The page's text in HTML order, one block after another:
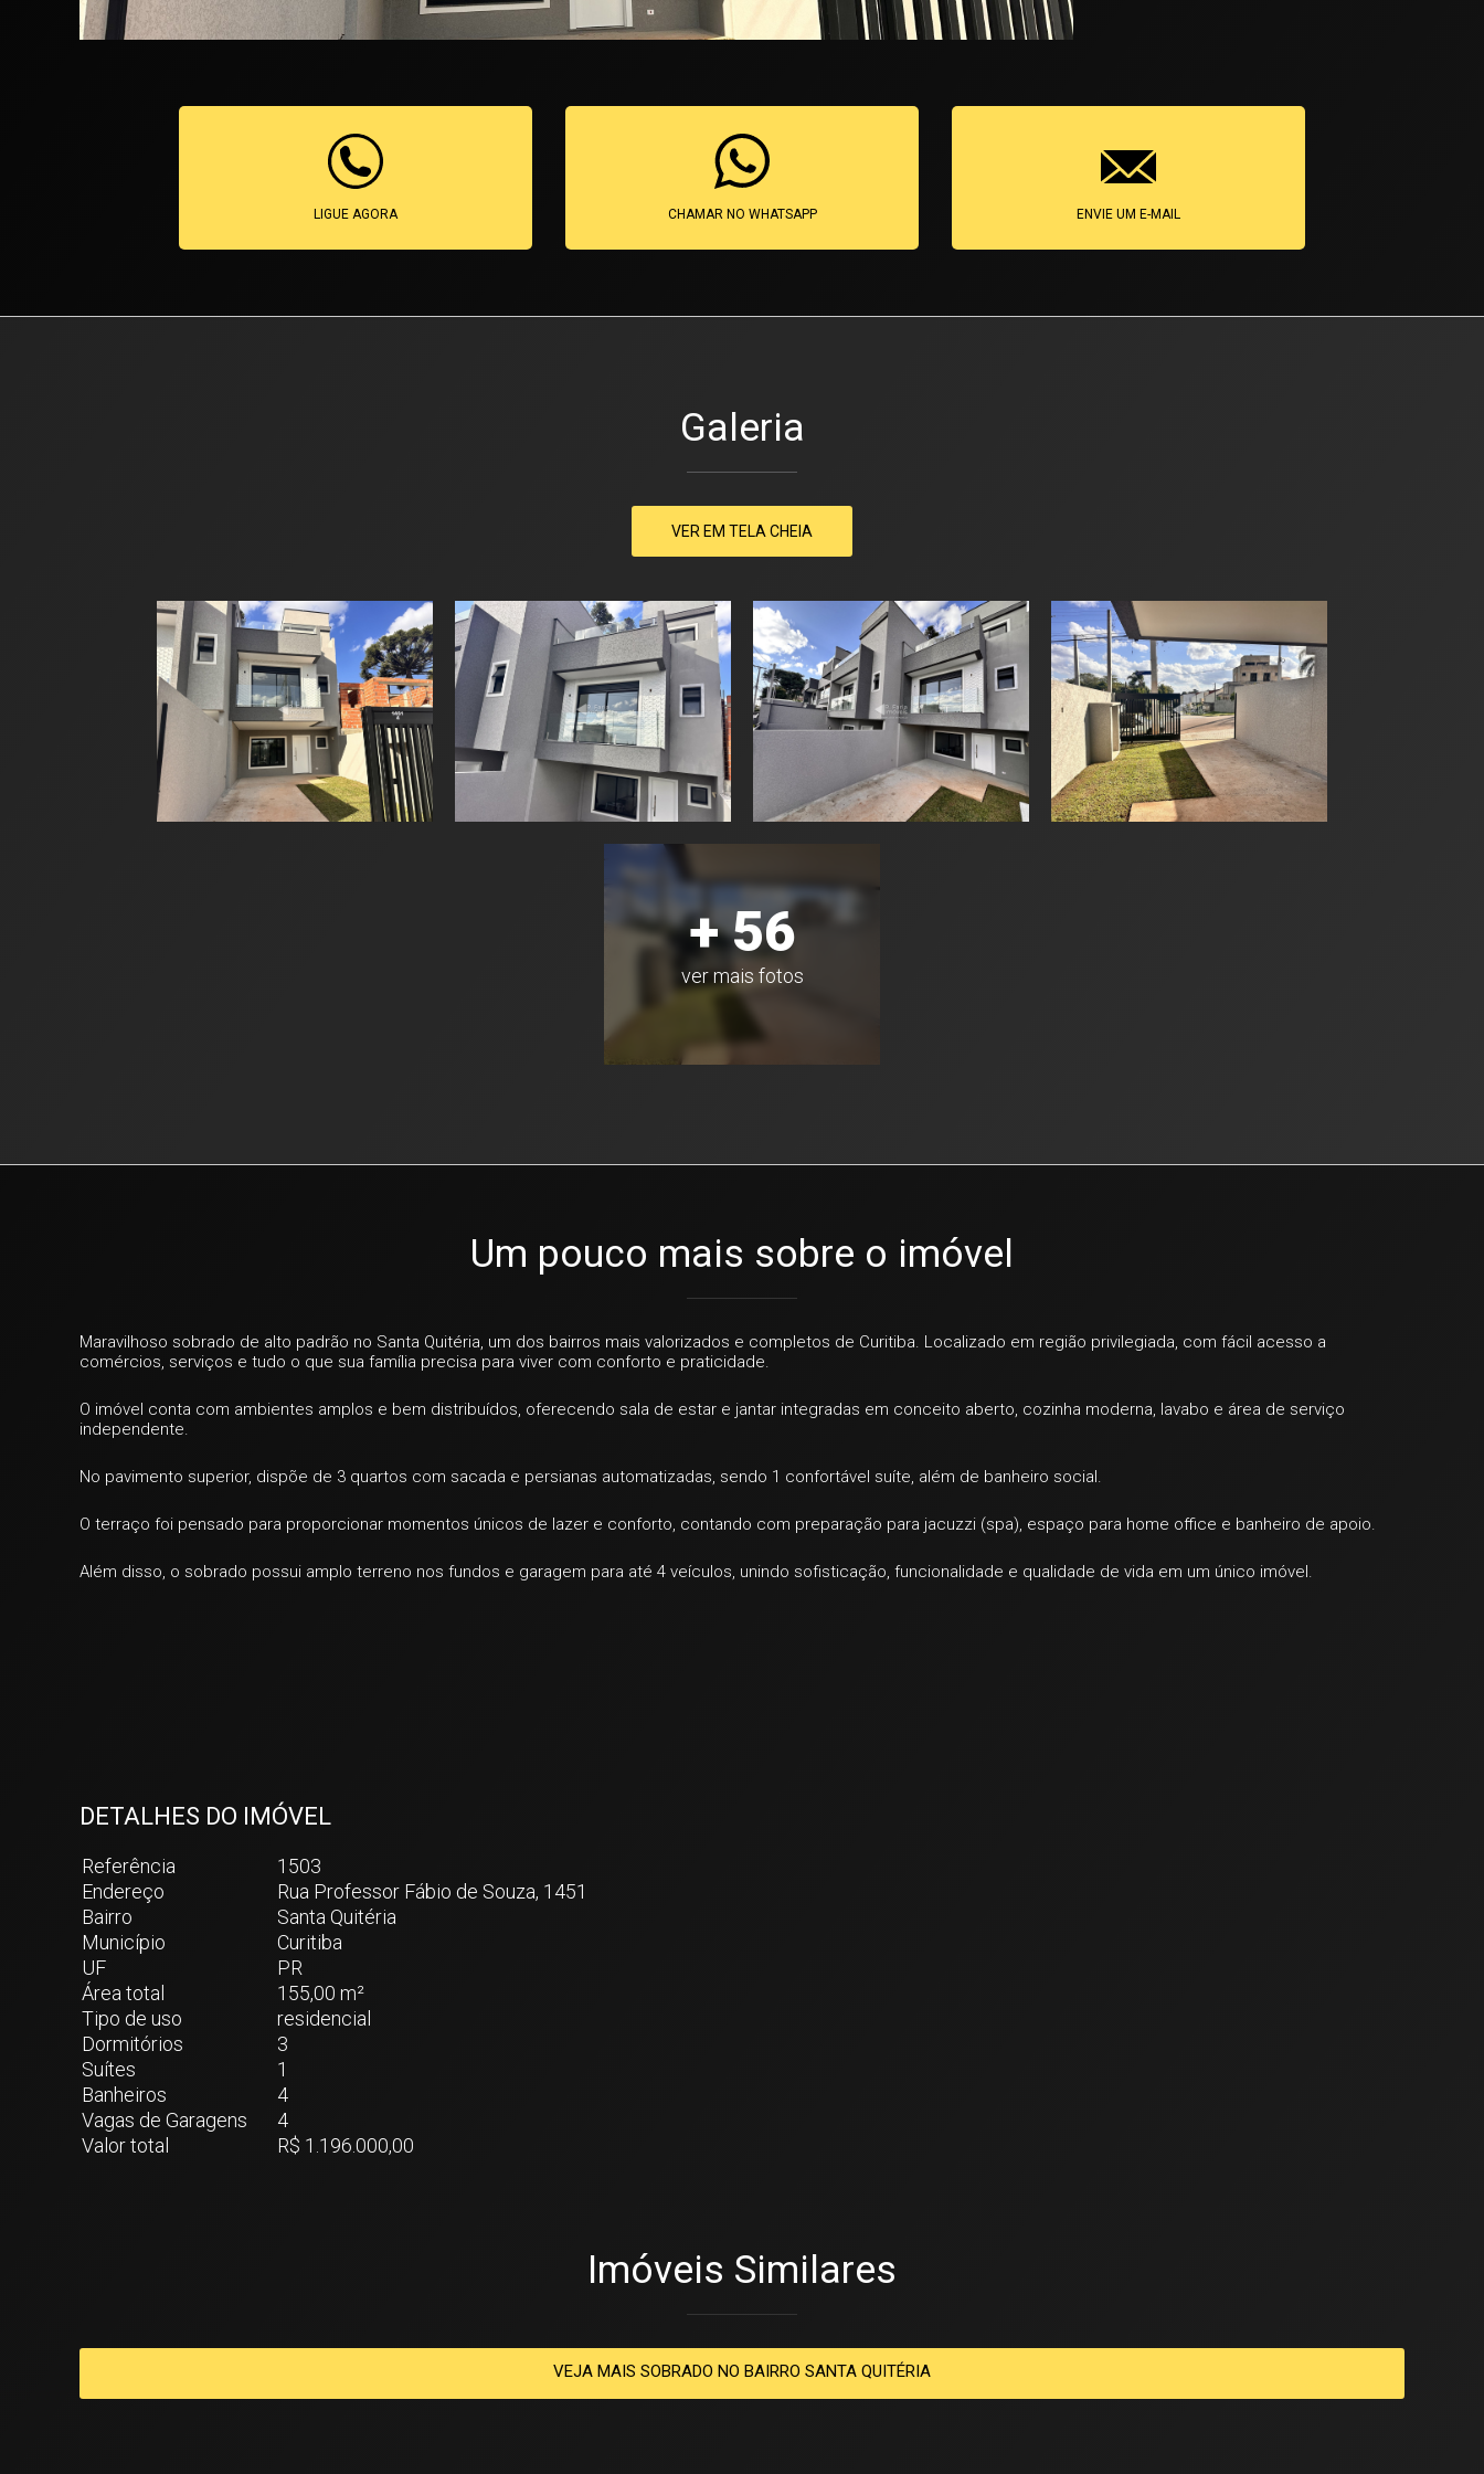
LIGUE AGORA CHAMAR NO WHATSAPP ENVIE UM E-MAIL
Galeria
VER EM TELA CHEIA
+ 56
ver mais fotos
Um pouco mais sobre o imóvel
Maravilhoso sobrado de alto padrão no Santa Quitéria, um dos bairros mais valorizados e completos de Curitiba. Localizado em região privilegiada, com fácil acesso a
comércios, serviços e tudo o que sua família precisa para viver com conforto e praticidade.
O imóvel conta com ambientes amplos e bem distribuídos, oferecendo sala de estar e jantar integradas em conceito aberto, cozinha moderna, lavabo e área de serviço
independente.
No pavimento superior, dispõe de 3 quartos com sacada e persianas automatizadas, sendo 1 confortável suíte, além de banheiro social.
O terraço foi pensado para proporcionar momentos únicos de lazer e conforto, contando com preparação para jacuzzi (spa), espaço para home office e banheiro de apoio.
Além disso, o sobrado possui amplo terreno nos fundos e garagem para até 4 veículos, unindo sofisticação, funcionalidade e qualidade de vida em um único imóvel.
DETALHES DO IMÓVEL
Referência
1503
Endereço
Rua Professor Fábio de Souza, 1451
Bairro
Santa Quitéria
Município
Curitiba
UF
PR
Área total
155,00 m²
Tipo de uso
residencial
Dormitórios
3
Suítes
1
Banheiros
4
Vagas de Garagens
4
Valor total
R$ 1.196.000,00
Imóveis Similares
VEJA MAIS SOBRADO NO BAIRRO SANTA QUITÉRIA